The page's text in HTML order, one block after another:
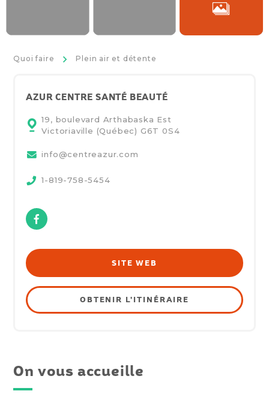
Quoi faire >
Plein air et détente
AZUR CENTRE SANTÉ BEAUTÉ
19, boulevard Arthabaska Est
Victoriaville (Québec) G6T 0S4
info@centreazur.com
1-819-758-5454
Facebook
SITE WEB
OBTENIR L'ITINÉRAIRE
On vous accueille